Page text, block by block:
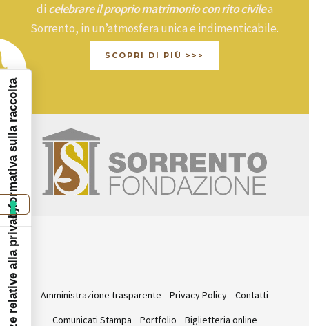
di celebrare il proprio matrimonio con rito civilea
Sorrento, in un’atmosfera unica e indimenticabile.
SCOPRI DI PIÙ >>>
Amministrazione trasparente Privacy Policy
Contatti
Comunicati Stampa
Portfolio Biglietteria online
Informativa sulla raccolta